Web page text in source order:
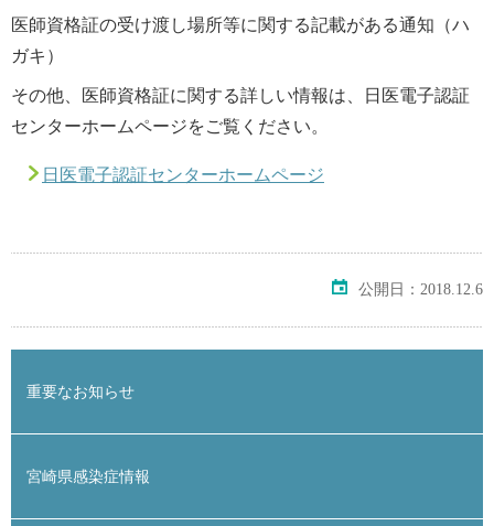
医師資格証の受け渡し場所等に関する記載がある通知（ハ
ガキ）
その他、医師資格証に関する詳しい情報は、日医電子認証
センターホームページをご覧ください。
日医電子認証センターホームページ
公開日：2018.12.6
重要なお知らせ
宮崎県感染症情報